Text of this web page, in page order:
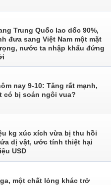
Trung Quốc lao dốc 90%,
đưa sang Việt Nam một mặt
nước ta nhập khẩu đứng
nay 9-10: Tăng rất mạnh,
có bị soán ngôi vua?
kg xúc xích vừa bị thu hồi
dị vật, ước tính thiệt hại
USD
một chất lỏng khác trở